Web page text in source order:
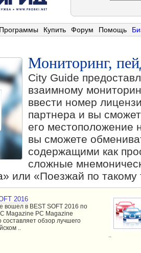
Программы Купить Форум Помощь
Мониторинг,
City Guide
взаимному
ввести номер
партнера и вы
его местоположение
вы сможете
содержащими как
сложные
или «Поезжай по такому
2016
вошел в BEST SOFT 2016 по
Magazine PC Magazine
составляет обзор лучшего
..
..